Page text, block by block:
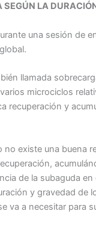
SEGÚN LA
una sesión de
llamada
microciclos
recuperación y
no existe una buena
de la subaguda
y gravedad de
va a necesitar para